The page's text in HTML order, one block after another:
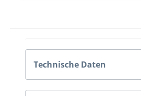
Technische Daten